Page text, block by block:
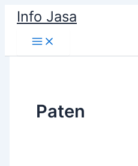
Skip
content
Info Jasa
Paten